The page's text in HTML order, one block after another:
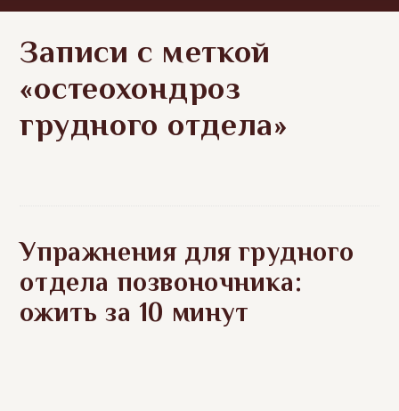
Записи с меткой
«остеохондроз
грудного отдела»
Упражнения для грудного
отдела позвоночника:
ожить за 10 минут